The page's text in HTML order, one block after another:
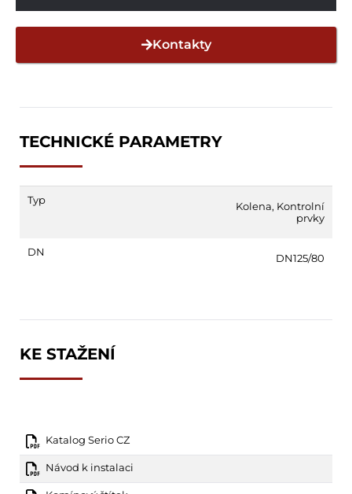
TECHNICKÉ PARAMETRY
Typ Kolena, Kontrolní
prvky
DN DN125/80
KE STAŽENÍ
Katalog Serio CZ
Návod k instalaci
Kontakty